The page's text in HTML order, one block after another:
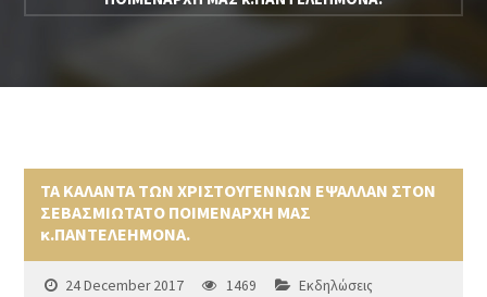
ΤΑ ΚΑΛΑΝΤΑ ΤΩΝ ΧΡΙΣΤΟΥΓΕΝΝΩΝ ΕΨΑΛΛΑΝ ΣΤΟΝ
ΣΕΒΑΣΜΙΩΤΑΤΟ ΠΟΙΜΕΝΑΡΧΗ ΜΑΣ
κ.ΠΑΝΤΕΛΕΗΜΟΝΑ.
24 December 2017 1469 Εκδηλώσεις